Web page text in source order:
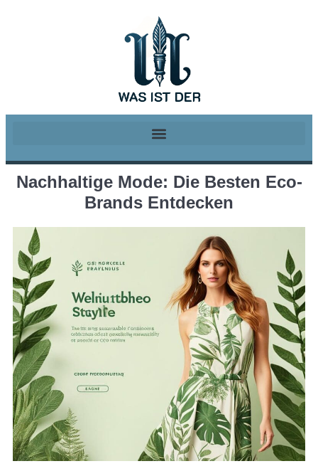
Nachhaltige Mode: Die Besten Eco-
Brands Entdecken